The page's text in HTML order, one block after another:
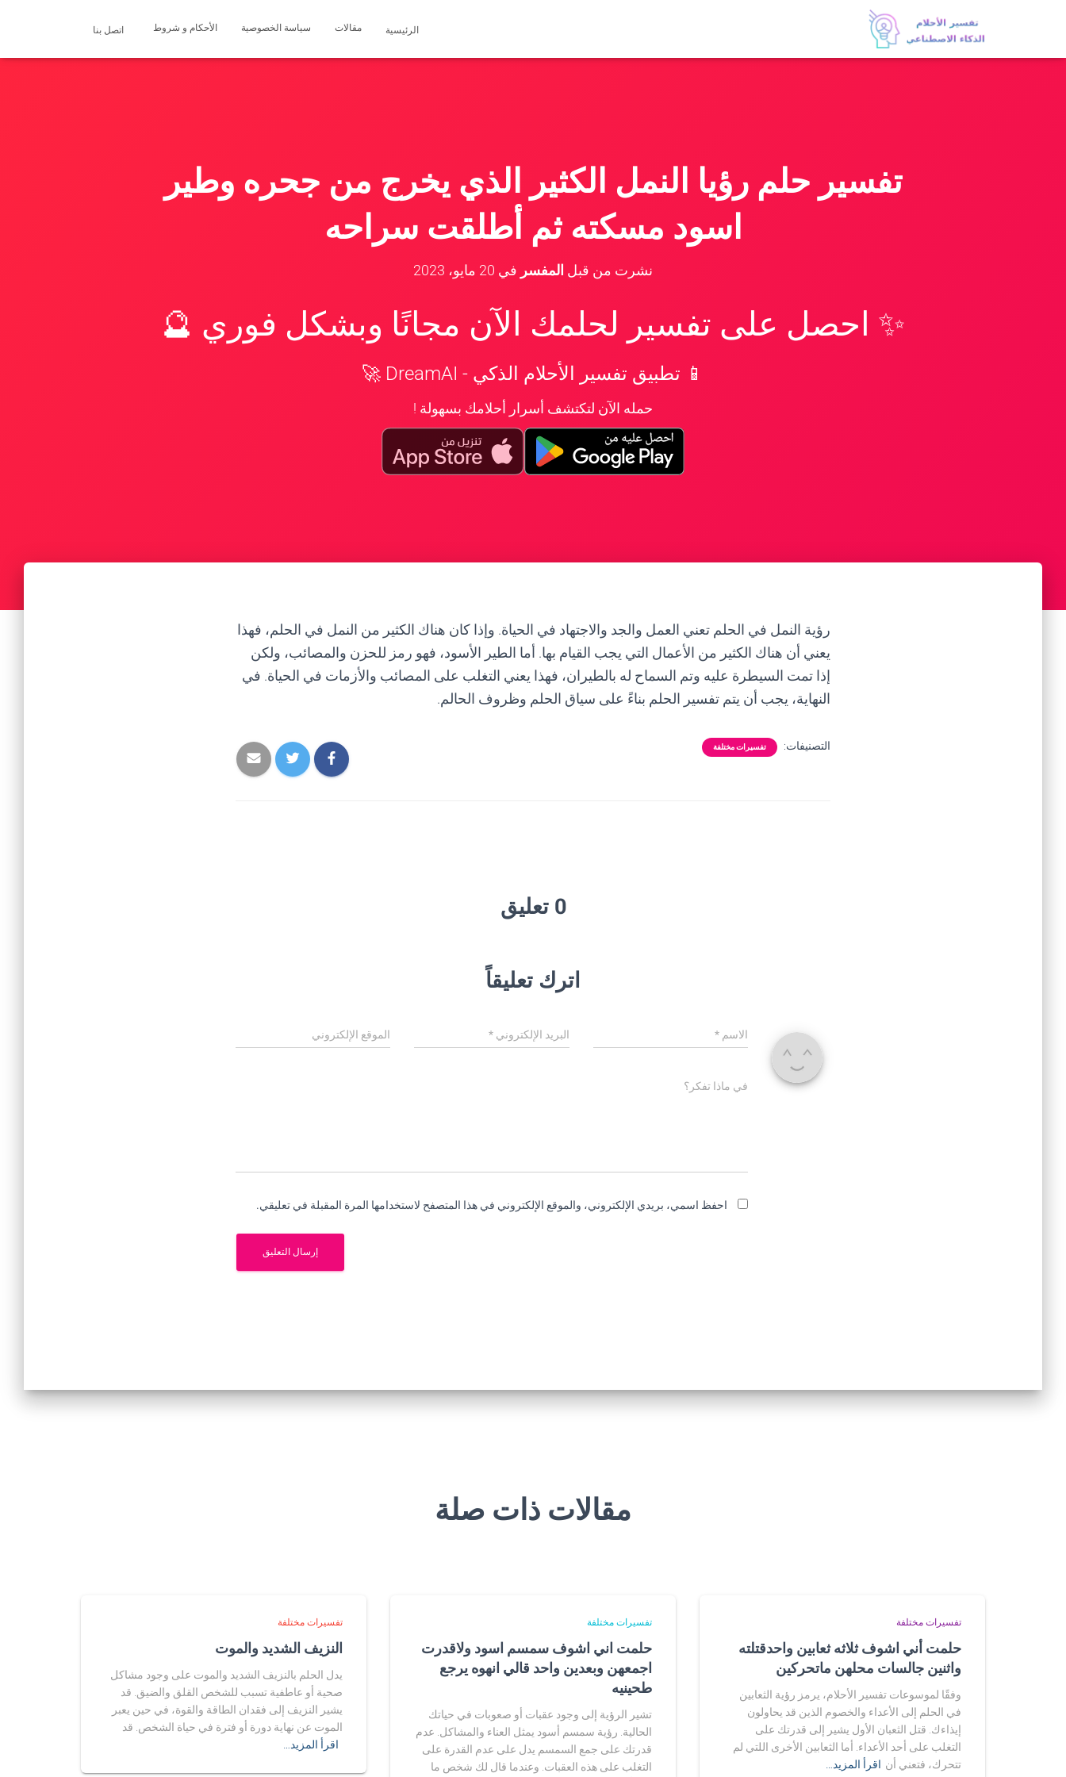
الرئيسية مقالات سياسة الخصوصية الأحكام و شروط اتصل بنا
تفسير حلم رؤيا النمل الكثير الذي يخرج من جحره وطير
اسود مسكته ثم أطلقت سراحه
نشرت من قبل المفسر في 20 مايو، 2023
✨ احصل على تفسير لحلمك الآن مجانًا وبشكل فوري 🔮
📱 تطبيق تفسير الأحلام الذكي - DreamAI 🚀
حمله الآن لتكتشف أسرار أحلامك بسهولة !
رؤية النمل في الحلم تعني العمل والجد والاجتهاد في الحياة. وإذا كان هناك الكثير من النمل في الحلم، فهذا
يعني أن هناك الكثير من الأعمال التي يجب القيام بها. أما الطير الأسود، فهو رمز للحزن والمصائب، ولكن
إذا تمت السيطرة عليه وتم السماح له بالطيران، فهذا يعني التغلب على المصائب والأزمات في الحياة. في
النهاية، يجب أن يتم تفسير الحلم بناءً على سياق الحلم وظروف الحالم.
التصنيفات: تفسيرات مختلفة
0 تعليق
اترك تعليقاً
الاسم * البريد الإلكتروني* الموقع الإلكتروني
في ماذا تفكر؟
احفظ اسمي، بريدي الإلكتروني، والموقع الإلكتروني في هذا المتصفح لاستخدامها المرة المقبلة في تعليقي.
مقالات ذات صلة
تفسيرات مختلفة
حلمت أني اشوف ثلاثه ثعابين واحدقتلته
واثنين جالسات محلهن ماتحركين
وفقًا لموسوعات تفسير الأحلام، يرمز رؤية الثعابين
في الحلم إلى الأعداء والخصوم الذين قد يحاولون
إيذاءك. قتل الثعبان الأول يشير إلى قدرتك على
التغلب على أحد الأعداء. أما الثعابين الأخرى اللتي لم
تتحرك، فتعني أن اقرأ المزيد…
تفسيرات مختلفة
حلمت اني اشوف سمسم اسود ولاقدرت
اجمعهن وبعدين واحد قالي انهوه يرجع
طحينيه
تشير الرؤية إلى وجود عقبات أو صعوبات في حياتك
الحالية. رؤية سمسم أسود يمثل العناء والمشاكل. عدم
قدرتك على جمع السمسم يدل على عدم القدرة على
التغلب على هذه العقبات. وعندما قال لك شخص ما
تفسيرات مختلفة
النزيف الشديد والموت
يدل الحلم بالنزيف الشديد والموت على وجود مشاكل
صحية أو عاطفية تسبب للشخص القلق والضيق. قد
يشير النزيف إلى فقدان الطاقة والقوة، في حين يعبر
الموت عن نهاية دورة أو فترة في حياة الشخص. قد
اقرأ المزيد…